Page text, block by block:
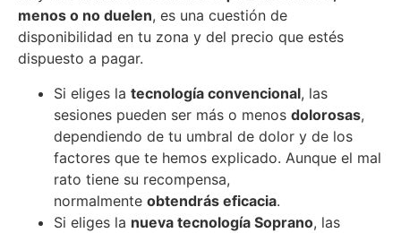
menos o no duelen, es una cuestión de
disponibilidad en tu zona y del precio que estés
dispuesto a pagar.
Si eliges la tecnología convencional, las
sesiones pueden ser más o menos dolorosas,
dependiendo de tu umbral de dolor y de los
factores que te hemos explicado. Aunque el mal
rato tiene su recompensa,
normalmente obtendrás eficacia.
Si eliges la nueva tecnología Soprano, las